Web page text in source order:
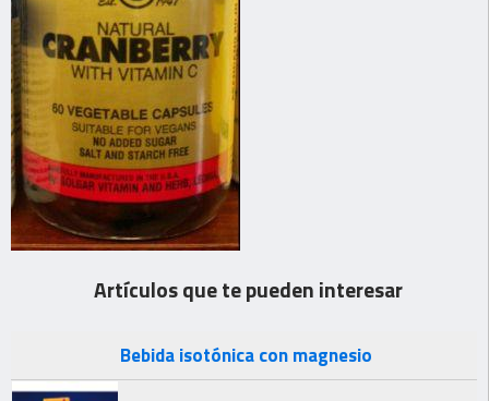
Artículos que te pueden interesar
Bebida isotónica con magnesio